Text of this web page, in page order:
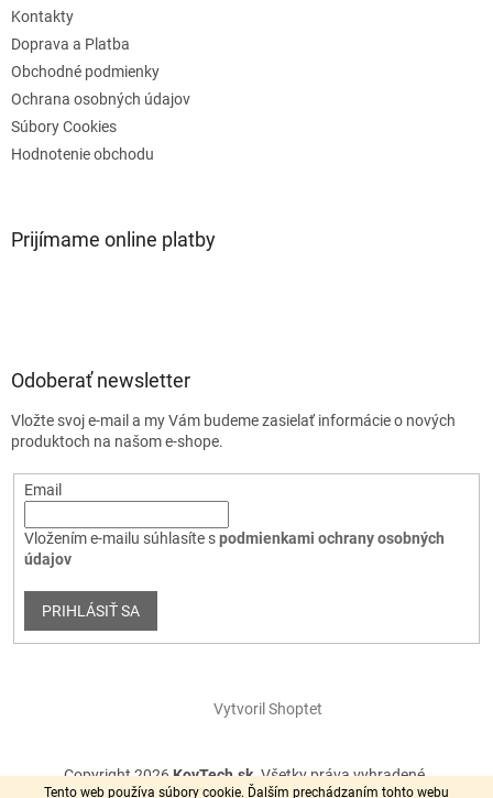
Tento web používa súbory cookie. Ďalším prechádzaním tohto webu
Kontakty
Doprava a Platba
Obchodné podmienky
Ochrana osobných údajov
Súbory Cookies
Hodnotenie obchodu
Prijímame online platby
Odoberať newsletter
Vložte svoj e-mail a my Vám budeme zasielať informácie o nových
produktoch na našom e-shope.
Email
Vložením e-mailu súhlasíte spodmienkami ochrany osobných
údajov
PRIHLÁSIŤ SA
Vytvoril Shoptet
Copyright 2026KovTech.sk. Všetky práva vyhradené.